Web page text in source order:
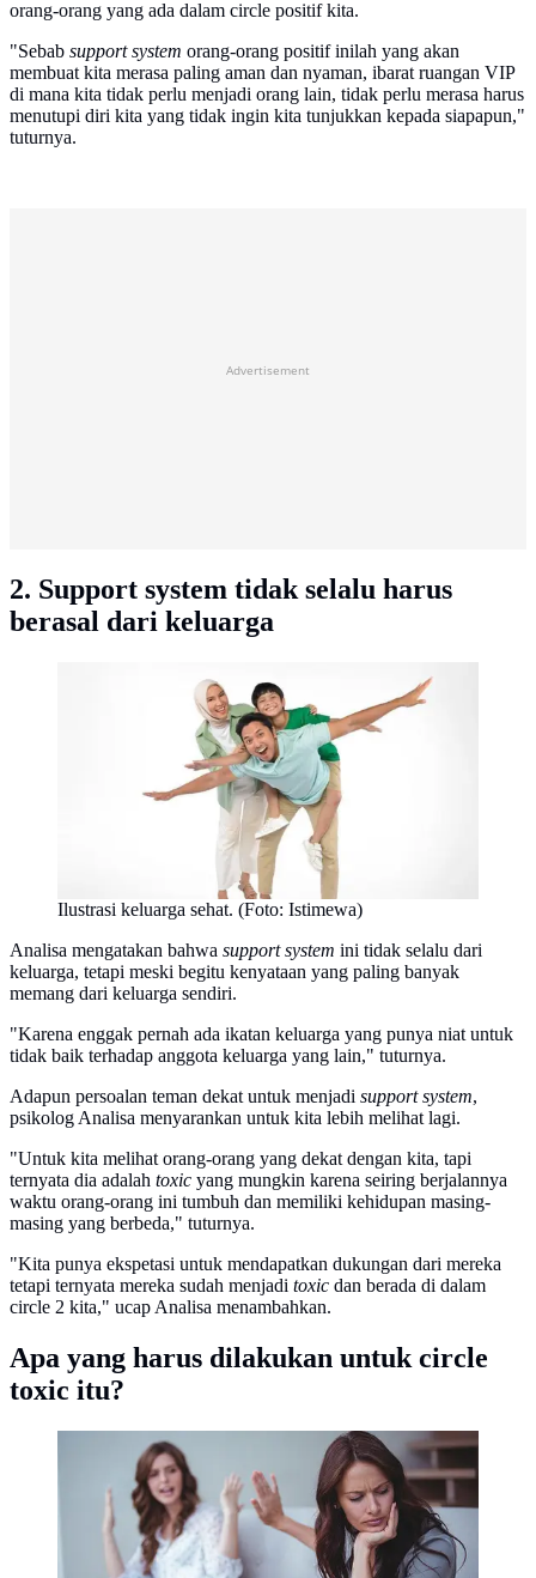
orang-orang yang ada dalam circle positif kita.
"Sebab support system orang-orang positif inilah yang akan
membuat kita merasa paling aman dan nyaman, ibarat ruangan VIP
di mana kita tidak perlu menjadi orang lain, tidak perlu merasa harus
menutupi diri kita yang tidak ingin kita tunjukkan kepada siapapun,"
tuturnya.
Advertisement
2. Support system tidak selalu harus
berasal dari keluarga
Ilustrasi keluarga sehat. (Foto: Istimewa)
Analisa mengatakan bahwa support system ini tidak selalu dari
keluarga, tetapi meski begitu kenyataan yang paling banyak
memang dari keluarga sendiri.
"Karena enggak pernah ada ikatan keluarga yang punya niat untuk
tidak baik terhadap anggota keluarga yang lain," tuturnya.
Adapun persoalan teman dekat untuk menjadi support system,
psikolog Analisa menyarankan untuk kita lebih melihat lagi.
"Untuk kita melihat orang-orang yang dekat dengan kita, tapi
ternyata dia adalah toxic yang mungkin karena seiring berjalannya
waktu orang-orang ini tumbuh dan memiliki kehidupan masing-
masing yang berbeda," tuturnya.
"Kita punya ekspetasi untuk mendapatkan dukungan dari mereka
tetapi ternyata mereka sudah menjadi toxic dan berada di dalam
circle 2 kita," ucap Analisa menambahkan.
Apa yang harus dilakukan untuk circle
toxic itu?